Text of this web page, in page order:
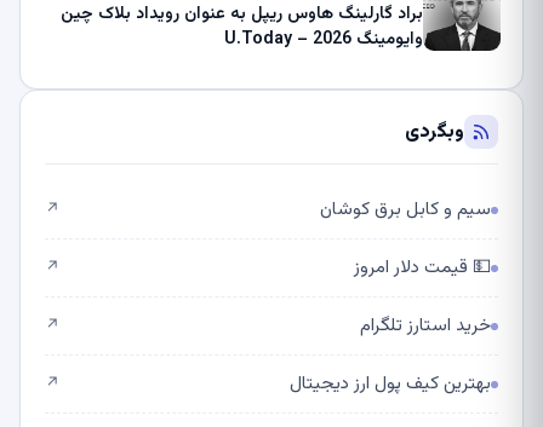
براد گارلینگ هاوس ریپل به عنوان رویداد بلاک چین
وایومینگ 2026 – U.Today
وبگردی
سیم و کابل برق کوشان ↗
💵 قیمت دلار امروز ↗
خرید استارز تلگرام ↗
بهترین کیف پول ارز دیجیتال ↗